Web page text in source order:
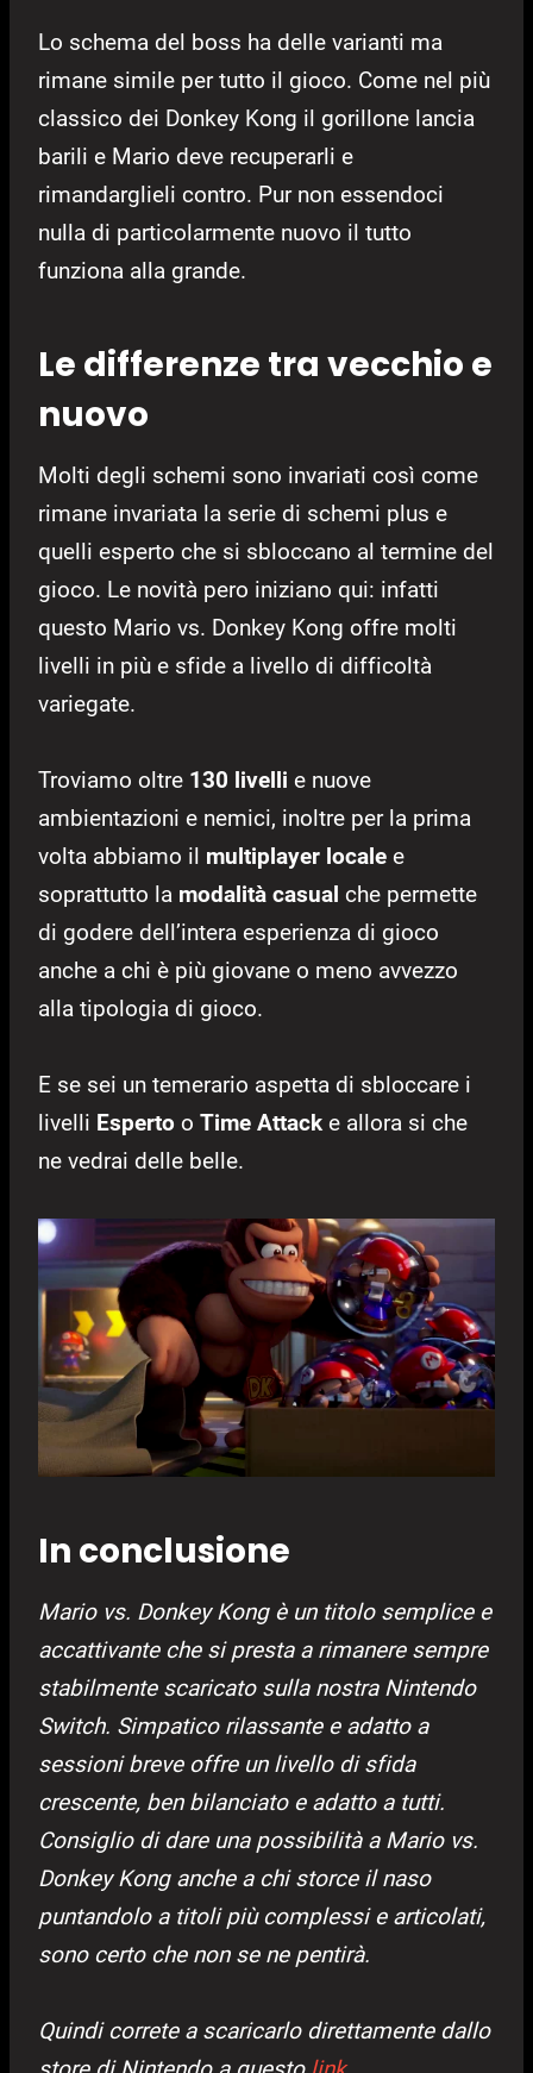
Lo schema del boss ha delle varianti ma
rimane simile per tutto il gioco. Come nel più
classico dei Donkey Kong il gorillone lancia
barili e Mario deve recuperarli e
rimandarglieli contro. Pur non essendoci
nulla di particolarmente nuovo il tutto
funziona alla grande.
Le differenze tra vecchio e
nuovo
Molti degli schemi sono invariati così come
rimane invariata la serie di schemi plus e
quelli esperto che si sbloccano al termine del
gioco. Le novità pero iniziano qui: infatti
questo Mario vs. Donkey Kong offre molti
livelli in più e sfide a livello di difficoltà
variegate.
Troviamo oltre 130 livelli e nuove
ambientazioni e nemici, inoltre per la prima
volta abbiamo il multiplayer locale e
soprattutto la modalità casual che permette
di godere dell’intera esperienza di gioco
anche a chi è più giovane o meno avvezzo
alla tipologia di gioco.
E se sei un temerario aspetta di sbloccare i
livelli Esperto o Time Attack e allora si che
ne vedrai delle belle.
In conclusione
Mario vs. Donkey Kong è un titolo semplice e
accattivante che si presta a rimanere sempre
stabilmente scaricato sulla nostra Nintendo
Switch. Simpatico rilassante e adatto a
sessioni breve offre un livello di sfida
crescente, ben bilanciato e adatto a tutti.
Consiglio di dare una possibilità a Mario vs.
Donkey Kong anche a chi storce il naso
puntandolo a titoli più complessi e articolati,
sono certo che non se ne pentirà.
Quindi correte a scaricarlo direttamente dallo